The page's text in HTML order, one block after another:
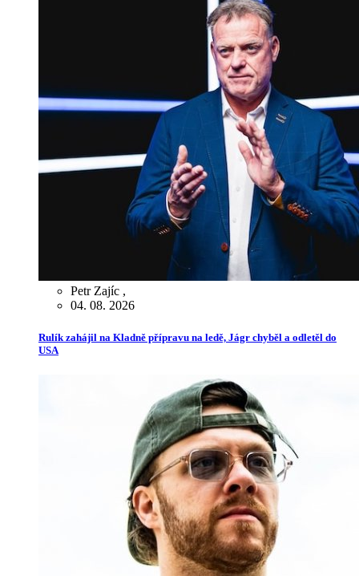
Petr Zajíc ,
04. 08. 2026
Rulík zahájil na Kladně přípravu na ledě, Jágr chyběl a odletěl do
USA